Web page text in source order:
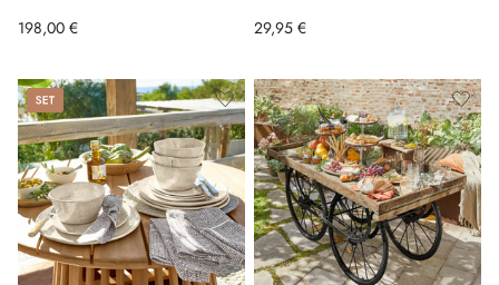
198,00 € 29,95 €
Set